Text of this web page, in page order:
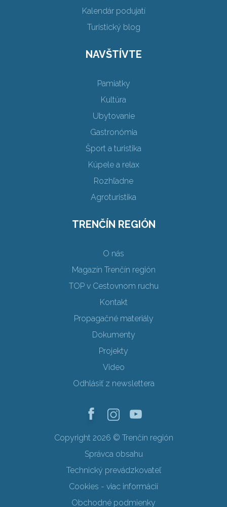
Kalendár podujatí
Turistický blog
NAVŠTÍVTE
Pamiatky
Kultúra
Ubytovanie
Gastronómia
Šport a turistika
Kúpele a relax
Rozhľadne
Agroturistika
TRENČÍN REGIÓN
O nás
Magazín Trenčín región
TOP v Cestovnom ruchu
Kontakt
Propagačné materiály
Dokumenty
Projekty
Video
Odhlásiť z newslettera
Copyright 2026 © Trenčín región
Správca obsahu
Technický prevádzkovateľ
Cookies - viac informácií
Obchodné podmienky